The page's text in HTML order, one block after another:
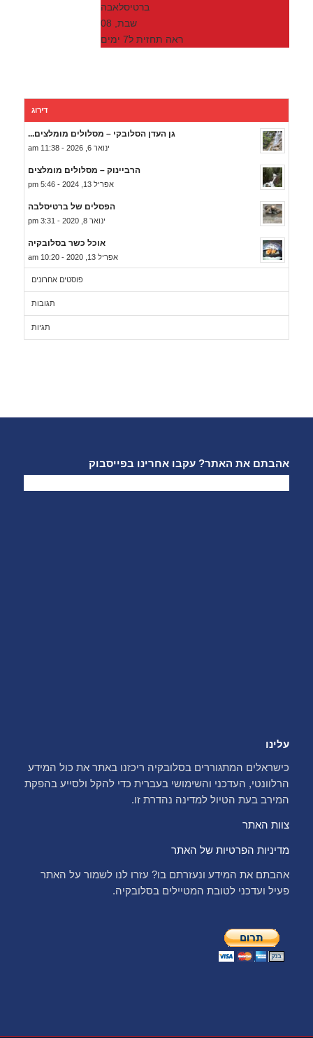
ברטיסלאבה
שבת, 08
ראה תחזית ל7 ימים
דירוג
גן העדן הסלובקי – מסלולים מומלצים...
ינואר 6, 2026 - 11:38 am
הרביינוק – מסלולים מומלצים
אפריל 13, 2024 - 5:46 pm
הפסלים של ברטיסלבה
ינואר 8, 2020 - 3:31 pm
אוכל כשר בסלובקיה
אפריל 13, 2020 - 10:20 am
פוסטים אחרונים
תגובות
תגיות
אהבתם את האתר? עקבו אחרינו בפייסבוק
עלינו
כישראלים המתגוררים בסלובקיה ריכזנו באתר את כול המידע
הרלוונטי, העדכני והשימושי בעברית כדי להקל ולסייע בהפקת
המירב בעת הטיול למדינה נהדרת זו.
צוות האתר
מדיניות הפרטיות של האתר
אהבתם את המידע ונעזרתם בו? עזרו לנו לשמור על האתר
פעיל ועדכני לטובת המטיילים בסלובקיה.